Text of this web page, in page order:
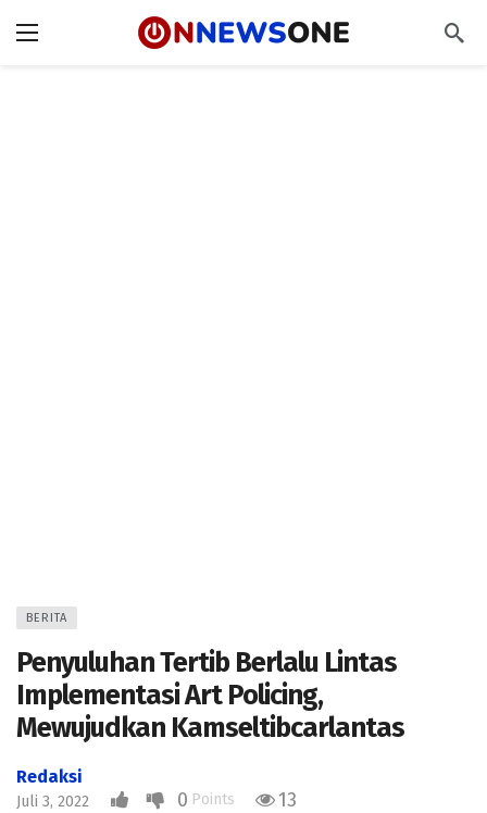
BERITA
Penyuluhan Tertib Berlalu Lintas
Implementasi Art Policing,
Mewujudkan Kamseltibcarlantas
Redaksi
Juli 3, 2022 0 Points 13